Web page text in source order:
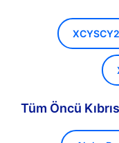
Tüm Öncü